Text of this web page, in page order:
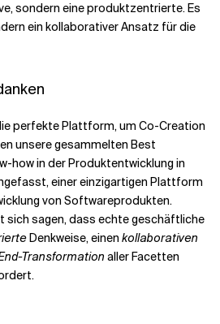
sondern eine produktzentrierte. Es
ein kollaborativer Ansatz für die
perfekte Plattform, um Co-Creation
unsere gesammelten Best
how in der Produktentwicklung in
einer einzigartigen Plattform
von Softwareprodukten.
sich sagen, dass echte geschäftliche
Denkweise, einen kollaborativen
Transformation aller Facetten